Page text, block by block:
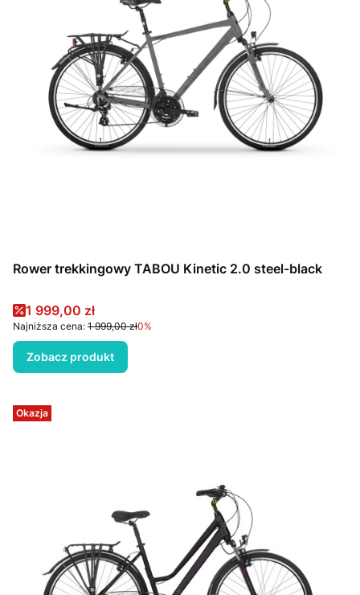
Rower trekkingowy TABOU Kinetic 2.0 steel-black
Cena promocyjna
1 999,00 zł
Najniższa cena: 1 999,00 zł0%
Zobacz produkt
Okazja